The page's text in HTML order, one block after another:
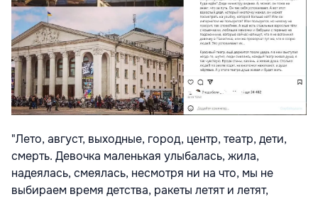
"Лето, август, выходные, город, центр, театр, дети,
смерть. Девочка маленькая улыбалась, жила,
надеялась, смеялась, несмотря ни на что, мы не
выбираем время детства, ракеты летят и летят,